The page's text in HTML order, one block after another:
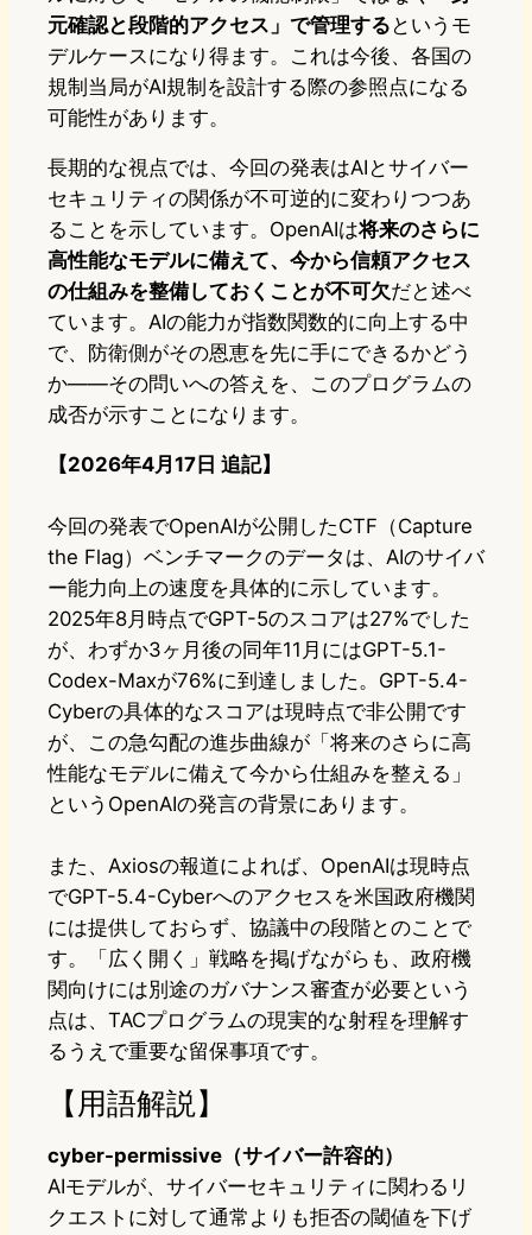
元確認と段階的アクセス」で管理する というモ
デルケースになり得ます。これは今後、各国の
規制当局がAI規制を設計する際の参照点になる
可能性があります。
長期的な視点では、今回の発表はAIとサイバー
セキュリティの関係が不可逆的に変わりつつあ
ることを示しています。OpenAIは将来のさらに
高性能なモデルに備えて、今から信頼アクセス
の仕組みを整備しておくことが不可欠だと述べ
ています。AIの能力が指数関数的に向上する中
で、防衛側がその恩恵を先に手にできるかどう
か——その問いへの答えを、このプログラムの
成否が示すことになります。
【2026年4月17日 追記】
今回の発表でOpenAIが公開したCTF（Capture
the Flag）ベンチマークのデータは、AIのサイバ
ー能力向上の速度を具体的に示しています。
2025年8月時点でGPT-5のスコアは27%でした
が、わずか3ヶ月後の同年11月にはGPT-5.1-
Codex-Maxが76%に到達しました。GPT-5.4-
Cyberの具体的なスコアは現時点で非公開です
が、この急勾配の進歩曲線が「将来のさらに高
性能なモデルに備えて今から仕組みを整える」
というOpenAIの発言の背景にあります。
また、Axiosの報道によれば、OpenAIは現時点
でGPT-5.4-Cyberへのアクセスを米国政府機関
には提供しておらず、協議中の段階とのことで
す。「広く開く」戦略を掲げながらも、政府機
関向けには別途のガバナンス審査が必要という
点は、TACプログラムの現実的な射程を理解す
るうえで重要な留保事項です。
【用語解説】
cyber-permissive（サイバー許容的）
AIモデルが、サイバーセキュリティに関わるリ
クエストに対して通常よりも拒否の閾値を下げ